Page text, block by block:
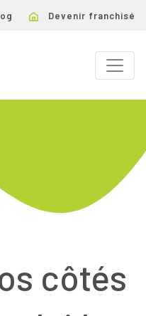
Devenir franchisé
côtés